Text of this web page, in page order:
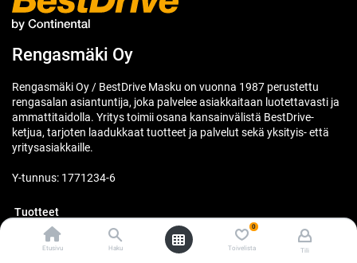
Etusivu Haku
0
Toivelista Tili
Rengasmäki Oy
Rengasmäki Oy / BestDrive Masku on vuonna 1987 perustettu
rengasalan asiantuntija, joka palvelee asiakkaitaan luotettavasti ja
ammattitaidolla. Yritys toimii osana kansainvälistä BestDrive-
ketjua, tarjoten laadukkaat tuotteet ja palvelut sekä yksityis- että
yritysasiakkaille.
Y-tunnus: 1771234-6
Tuotteet
Renkaat